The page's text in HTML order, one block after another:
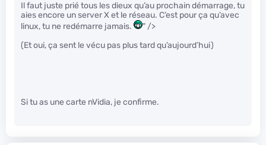
Il faut juste prié tous les dieux qu’au prochain démarrage, tu
aies encore un server X et le réseau. C’est pour ça qu’avec
linux, tu ne redémarre jamais.
" />
(Et oui, ça sent le vécu pas plus tard qu’aujourd’hui)
Si tu as une carte nVidia, je confirme.